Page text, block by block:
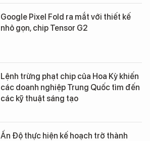
Google Pixel Fold ra mắt với thiết kế
nhỏ gọn, chip Tensor G2
Lệnh trừng phạt chip của Hoa Kỳ khiến
các doanh nghiệp Trung Quốc tìm đến
các kỹ thuật sáng tạo
Ấn Độ thực hiện kế hoạch trở thành